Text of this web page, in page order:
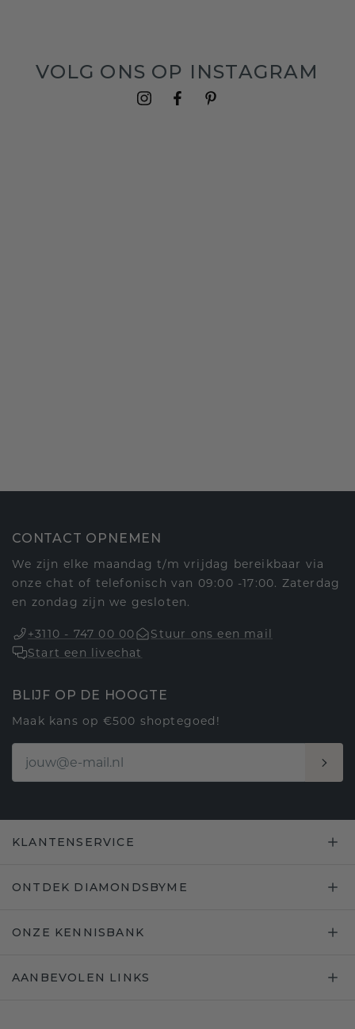
VOLG ONS OP INSTAGRAM
CONTACT OPNEMEN
We zijn elke maandag t/m vrijdag bereikbaar via
onze chat of telefonisch van 09:00 -17:00. Zaterdag
en zondag zijn we gesloten.
+3110 - 747 00 00
Stuur ons een mail
Start een livechat
BLIJF OP DE HOOGTE
Maak kans op €500 shoptegoed!
KLANTENSERVICE
ONTDEK DIAMONDSBYME
ONZE KENNISBANK
AANBEVOLEN LINKS